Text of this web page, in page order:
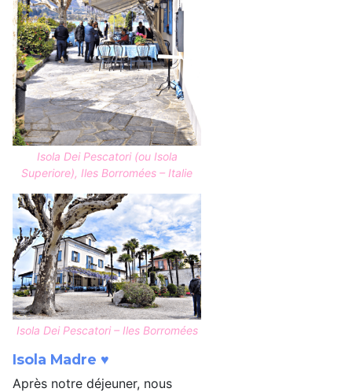
Isola Dei Pescatori (ou Isola
Superiore), Iles Borromées – Italie
Isola Dei Pescatori – Iles Borromées
Isola Madre ♥
Après notre déjeuner, nous